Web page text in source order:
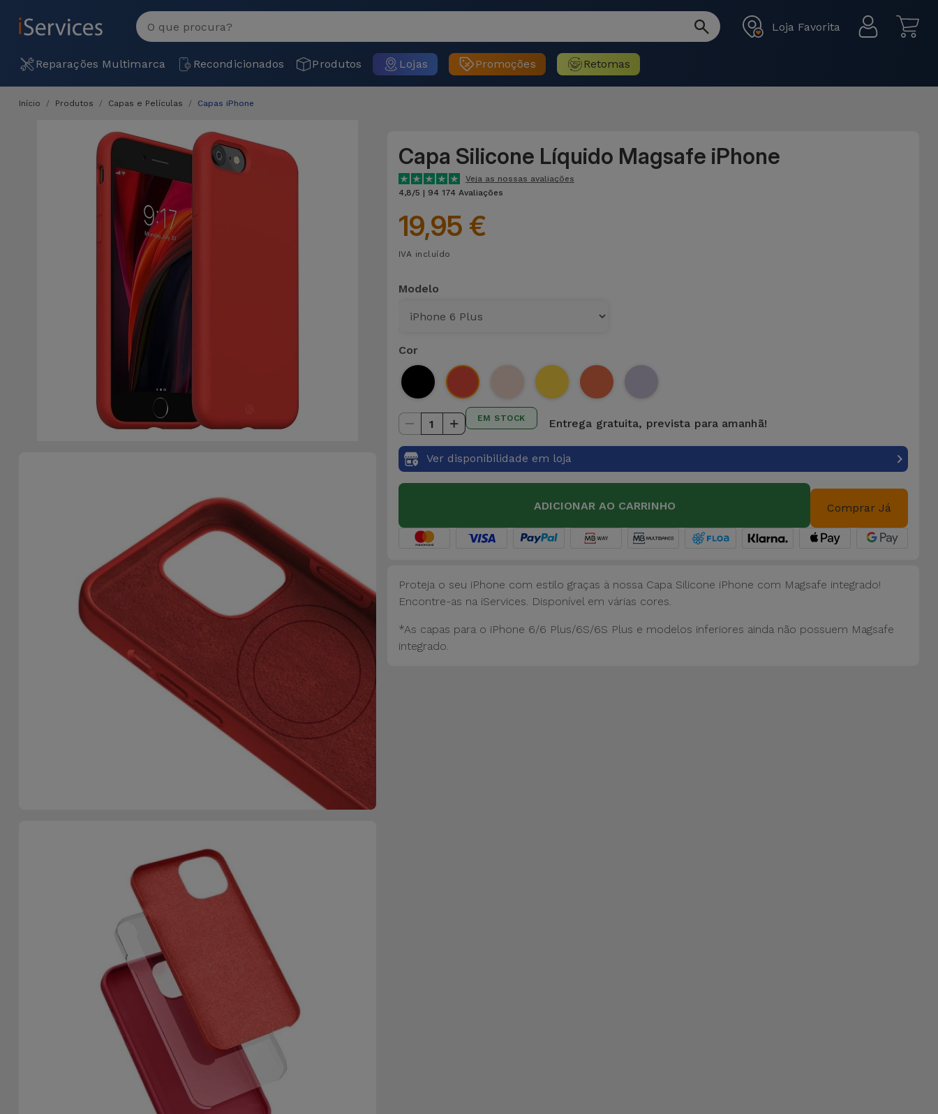
Loja Favorita
Reparações Multimarca Recondicionados Produtos Lojas Promoções Retomas
MENU
Ver
Início Produtos Capas e Películas Capas iPhone
Capa Silicone Líquido Magsafe iPhone
Veja as nossas avaliações
4,8/5 | 94 174 Avaliações
19,95 €
IVA incluído
Modelo
Cor
1 EM STOCK Entrega gratuita, prevista para amanhã!
Ver disponibilidade em loja
ADICIONAR AO CARRINHO Comprar Já
Proteja o seu iPhone com estilo graças à nossa Capa Silicone iPhone com Magsafe integrado!
Encontre-as na iServices. Disponível em várias cores.
*As capas para o iPhone 6/6 Plus/6S/6S Plus e modelos inferiores ainda não possuem Magsafe
integrado.